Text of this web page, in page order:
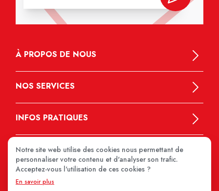
À PROPOS DE NOUS
NOS SERVICES
INFOS PRATIQUES
Notre site web utilise des cookies nous permettant de
personnaliser votre contenu et d'analyser son trafic.
Acceptez-vous l'utilisation de ces cookies ?
En savoir plus